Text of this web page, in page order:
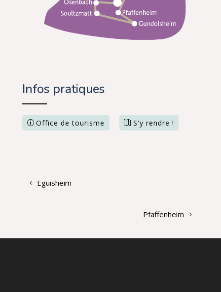
Infos pratiques
Office de tourisme S'y rendre !
Eguisheim
Pfaffenheim